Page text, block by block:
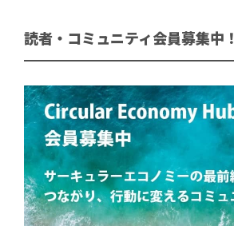
読者・コミュニティ会員募集中！